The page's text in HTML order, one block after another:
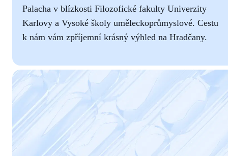
Palacha v blízkosti Filozofické fakulty Univerzity
Karlovy a Vysoké školy uměleckoprůmyslové. Cestu
k nám vám zpříjemní krásný výhled na Hradčany.